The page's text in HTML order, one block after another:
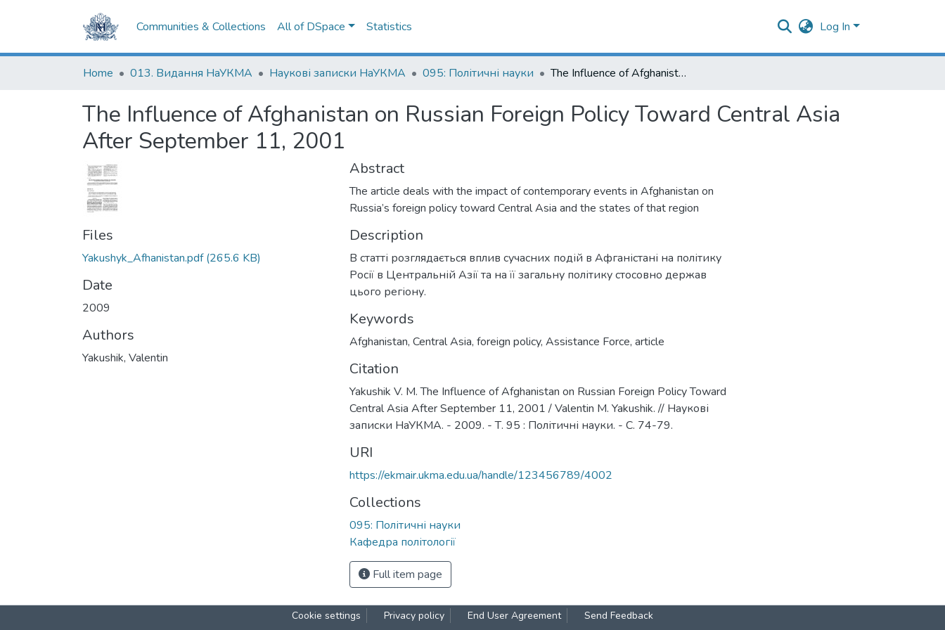
Communities & Collections All of DSpace Statistics Log In
Home 013. Видання НаУКМА Наукові записки НаУКМА 095: Політичні науки The Influence of Afghanistan on Russian Foreign Policy Toward Central Asia After September 11, 2001
The Influence of Afghanistan on Russian Foreign Policy Toward Central Asia
After September 11, 2001
Files
Yakushyk_Afhanistan.pdf(265.6 KB)
Date
2009
Authors
Yakushik, Valentin
Abstract
The article deals with the impact of contemporary events in Afghanistan on
Russia’s foreign policy toward Central Asia and the states of that region
Description
В статті розглядається вплив сучасних подій в Афганістані на політику
Росії в Центральній Азії та на її загальну політику стосовно держав
цього регіону.
Keywords
Afghanistan, Central Asia, foreign policy, Assistance Force, article
Citation
Yakushik V. M. The Influence of Afghanistan on Russian Foreign Policy Toward
Central Asia After September 11, 2001 / Valentin M. Yakushik. // Наукові
записки НаУКМА. - 2009. - Т. 95 : Політичні науки. - С. 74-79.
URI
https://ekmair.ukma.edu.ua/handle/123456789/4002
Collections
095: Політичні науки
Кафедра політології
Full item page
Cookie settings Privacy policy End User Agreement Send Feedback